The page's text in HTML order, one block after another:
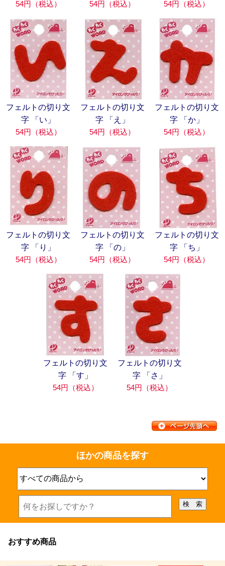
54円（税込） 54円（税込） 54円（税込）
フェルトの切り文
字 「い」
54円（税込）
フェルトの切り文
字 「え」
54円（税込）
フェルトの切り文
字 「か」
54円（税込）
フェルトの切り文
字 「り」
54円（税込）
フェルトの切り文
字 「の」
54円（税込）
フェルトの切り文
字 「ち」
54円（税込）
フェルトの切り文
字 「す」
54円（税込）
フェルトの切り文
字 「さ」
54円（税込）
ほかの商品を探す
おすすめ商品